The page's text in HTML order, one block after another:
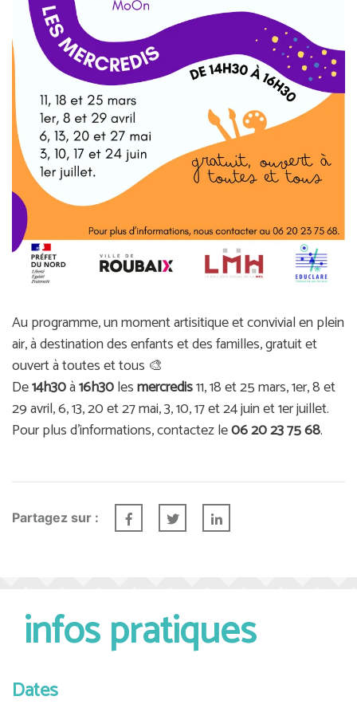
Au programme, un moment artisitique et convivial en plein
air, à destination des enfants et des familles, gratuit et
ouvert à toutes et tous 🎨
De14h30à16h30lesmercredis11, 18 et 25 mars, 1er, 8 et
29 avril, 6, 13, 20 et 27 mai, 3, 10, 17 et 24 juin et 1er juillet.
Pour plus d’informations, contactez le06 20 23 75 68.
Partagez sur :
infos pratiques
Dates